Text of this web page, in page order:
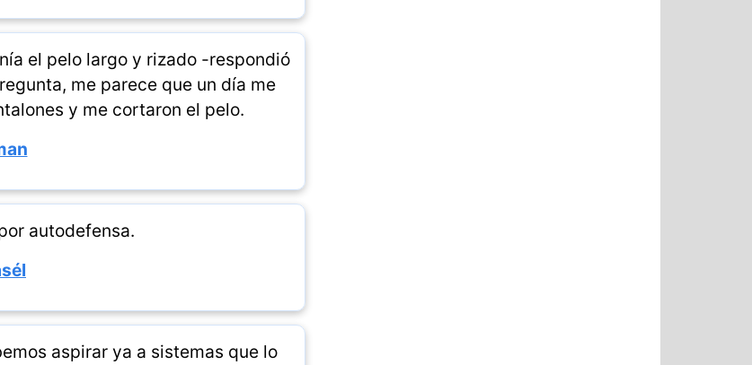
el pelo largo y rizado -respondió
me parece que un día me
y me cortaron el pelo.
autodefensa.
aspirar ya a sistemas que lo